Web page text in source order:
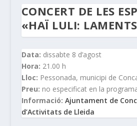
CONCERT DE LES
«HAÏ LULI:
Data: dissabte 8 d’agost
Hora: 21.00 h
Lloc: Pessonada, municipi de
Preu: no especificat en la
Informació: Ajuntament de
d’Activitats de Lleida